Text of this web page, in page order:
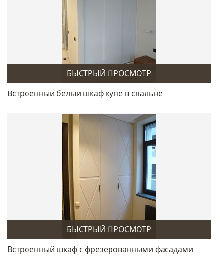
БЫСТРЫЙ ПРОСМОТР
Встроенный белый шкаф купе в спальне
БЫСТРЫЙ ПРОСМОТР
Встроенный шкаф с фрезерованными фасадами